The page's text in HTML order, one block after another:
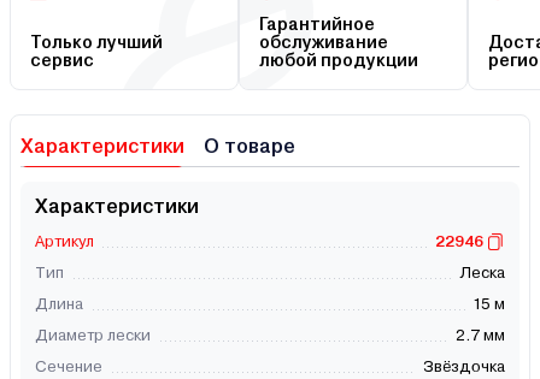
Только лучший
сервис
Гарантийное
обслуживание
любой продукции
Характеристики О товаре
Характеристики
Артикул
22946
Тип
Леска
Длина
15 м
Диаметр лески
2.7 мм
Сечение
Звёздочка